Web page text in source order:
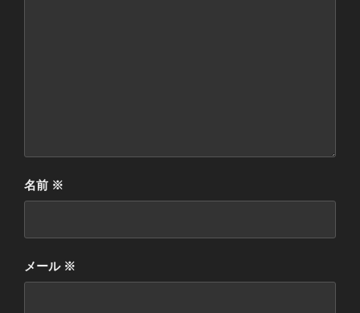
名前 ※
メール ※